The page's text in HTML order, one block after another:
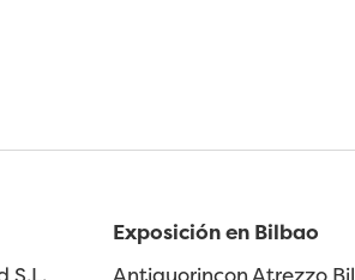
S.L.
Exposición en Bilbao
Antiguorincon Atrezzo